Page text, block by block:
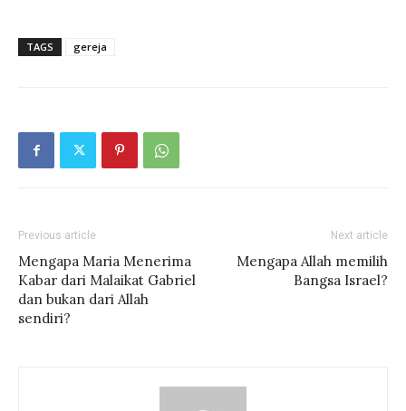
TAGS gereja
Previous article
Mengapa Maria Menerima
Kabar dari Malaikat Gabriel
dan bukan dari Allah
sendiri?
Next article
Mengapa Allah memilih
Bangsa Israel?